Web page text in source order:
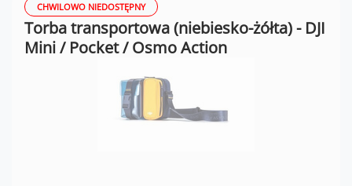
CHWILOWO NIEDOSTĘPNY
Torba transportowa (niebiesko-żółta) - DJI
Mini / Pocket / Osmo Action